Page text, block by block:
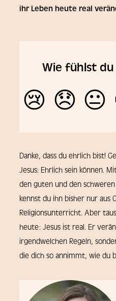
ihr Leben heute real
Wie fühlst
😢 😞 😐
Danke, dass du ehrlich bist!
Jesus: Ehrlich sein können.
den guten und den
kennst du ihn bisher nur aus
Religionsunterricht. Aber
heute: Jesus ist real. Er
irgendwelchen Regeln,
die dich so annimmt, wie du